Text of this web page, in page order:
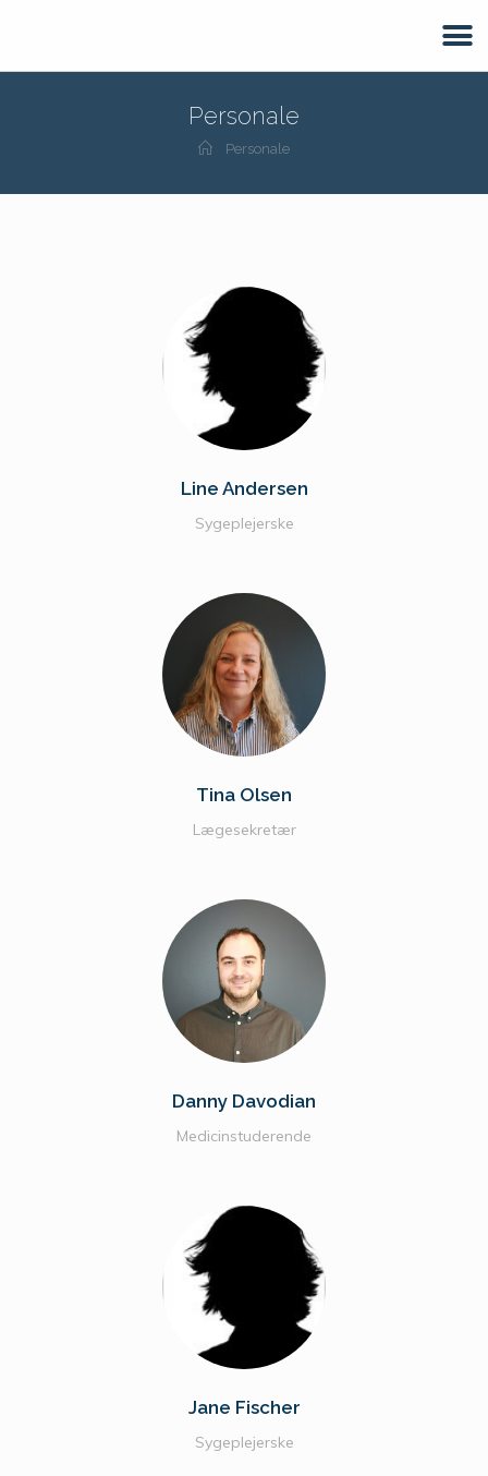
Personale
Personale
Line Andersen
Sygeplejerske
Tina Olsen
Lægesekretær
Danny Davodian
Medicinstuderende
Jane Fischer
Sygeplejerske